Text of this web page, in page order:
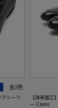
全3色
シーリ
【消臭加
ーズnero